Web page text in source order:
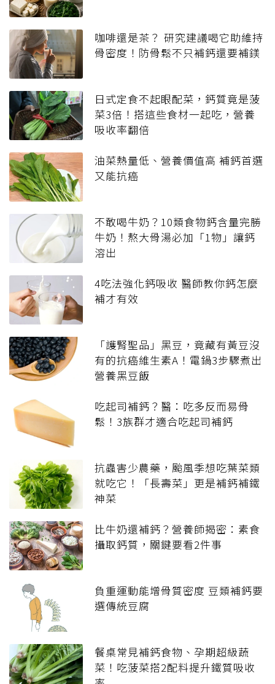
咖啡還是茶？ 研究建議喝它助維持
骨密度！防骨鬆不只補鈣還要補鎂
日式定食不起眼配菜，鈣質竟是菠
菜3倍！搭這些食材一起吃，營養
吸收率翻倍
油菜熱量低、營養價值高 補鈣首選
又能抗癌
不敢喝牛奶？10類食物鈣含量完勝
牛奶！熬大骨湯必加「1物」讓鈣
溶出
4吃法強化鈣吸收 醫師教你鈣怎麼
補才有效
「護腎聖品」黑豆，竟藏有黃豆沒
有的抗癌維生素A！電鍋3步驟煮出
營養黑豆飯
吃起司補鈣？醫：吃多反而易骨
鬆！3族群才適合吃起司補鈣
抗蟲害少農藥，颱風季想吃葉菜類
就吃它！「長壽菜」更是補鈣補鐵
神菜
比牛奶還補鈣？營養師揭密：素食
攝取鈣質，關鍵要看2件事
負重運動能增骨質密度 豆類補鈣要
選傳統豆腐
餐桌常見補鈣食物、孕期超級蔬
菜！吃菠菜搭2配料提升鐵質吸收